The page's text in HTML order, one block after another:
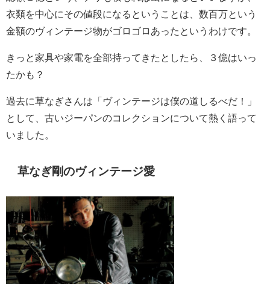
衣類を中心にその値段になるということは、数百万という
金額のヴィンテージ物がゴロゴロあったというわけです。
きっと家具や家電を全部持ってきたとしたら、３億はいっ
たかも？
過去に草なぎさんは「ヴィンテージは僕の道しるべだ！」
として、古いジーパンのコレクションについて熱く語って
いました。
草なぎ剛のヴィンテージ愛